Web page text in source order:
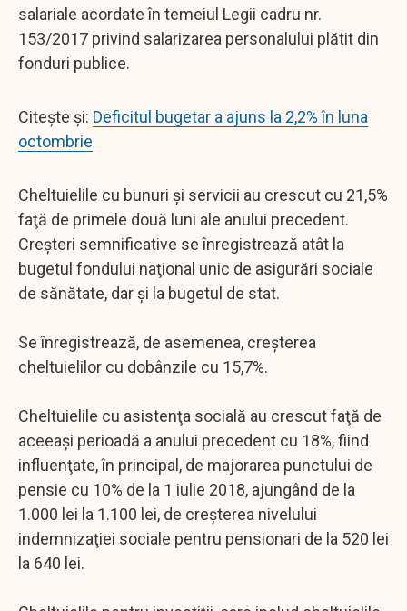
salariale acordate în temeiul Legii cadru nr.
153/2017 privind salarizarea personalului plătit din
fonduri publice.
Citește și: Deficitul bugetar a ajuns la 2,2% în luna
octombrie
Cheltuielile cu bunuri şi servicii au crescut cu 21,5%
faţă de primele două luni ale anului precedent.
Creşteri semnificative se înregistrează atât la
bugetul fondului naţional unic de asigurări sociale
de sănătate, dar şi la bugetul de stat.
Se înregistrează, de asemenea, creşterea
cheltuielilor cu dobânzile cu 15,7%.
Cheltuielile cu asistenţa socială au crescut faţă de
aceeaşi perioadă a anului precedent cu 18%, fiind
influenţate, în principal, de majorarea punctului de
pensie cu 10% de la 1 iulie 2018, ajungând de la
1.000 lei la 1.100 lei, de creşterea nivelului
indemnizaţiei sociale pentru pensionari de la 520 lei
la 640 lei.